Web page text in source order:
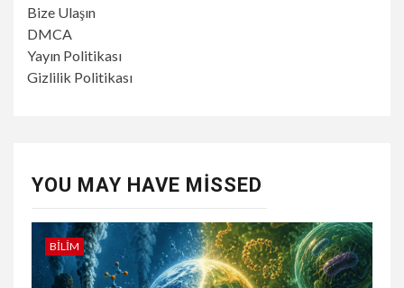
Bize Ulaşın
DMCA
Yayın Politikası
Gizlilik Politikası
YOU MAY HAVE MISSED
BILIM